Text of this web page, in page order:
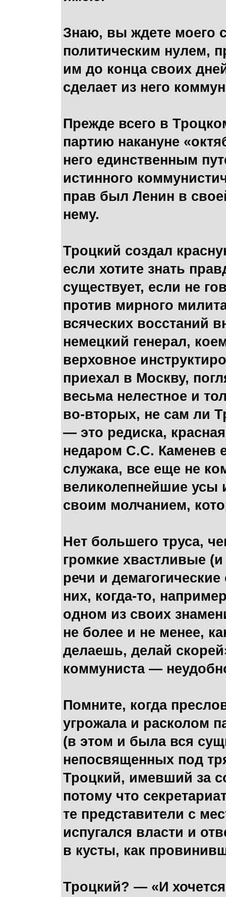
Знаю, вы ждете моего
политическим нулем,
им до конца своих
сделает из него
Прежде всего в
партию накануне
него единственным
истинного
прав был Ленин в
нему.
Троцкий создал
если хотите знать
существует, если не
против мирного
всяческих восстаний
немецкий генерал,
верховное
приехал в Москву,
весьма нелестное и
во-вторых, не сам ли
— это редиска,
недаром С.С. Каменев
служака, все еще не
великолепнейшие усы
своим молчанием,
Нет большего труса,
громкие хвастливые
речи и
них, когда-то,
одном из своих
не более и не менее,
делаешь, делай
коммуниста —
Помните, когда
угрожала и расколом
(в этом и была вся
непосвященных под
Троцкий, имевший за
потому что
те представители с
испугался власти и
в кусты, как
Троцкий? — «И